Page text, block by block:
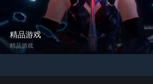
精品游戏
精品游戏